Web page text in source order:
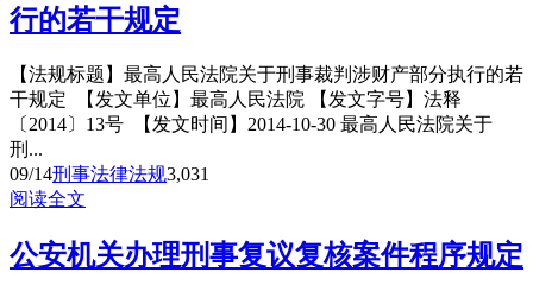
行的若干规定
【法规标题】最高人民法院关于刑事裁判涉财产部分执行的若
干规定 【发文单位】最高人民法院 【发文字号】法释
〔2014〕13号 【发文时间】2014-10-30 最高人民法院关于
刑...
09/14刑事法律法规3,031
阅读全文
公安机关办理刑事复议复核案件程序规定